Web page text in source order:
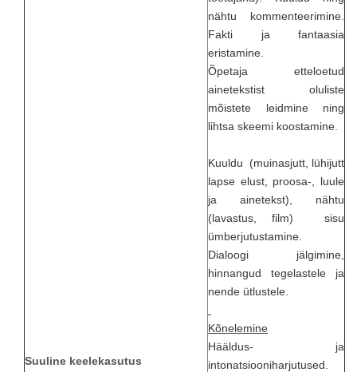
Suuline keelekasutus
nähtu kommenteerimine.
Fakti ja fantaasia
eristamine.
Õpetaja etteloetud
ainetekstist oluliste
mõistete leidmine ning
lihtsa skeemi koostamine.
Kuuldu (muinasjutt, lühijutt
lapse elust, proosa-, luule
ja ainetekst), nähtu
(lavastus, film) sisu
ümberjutustamine.
Dialoogi jälgimine,
hinnangud tegelastele ja
nende ütlustele.
Kõnelemine
Hääldus- ja
intonatsiooniharjutused.